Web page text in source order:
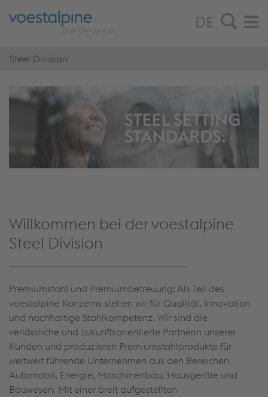
DE
Steel Division
Willkommen bei der voestalpine
Steel Division
Premiumstahl und Premiumbetreuung: Als Teil des
voestalpine Konzerns stehen wir für Qualität, Innovation
und nachhaltige Stahlkompetenz. Wir sind die
verlässliche und zukunftsorientierte Partnerin unserer
Kunden und produzieren Premiumstahlprodukte für
weltweit führende Unternehmen aus den Bereichen
Automobil, Energie, Maschinenbau, Hausgeräte und
Bauwesen. Mit einer breit aufgestellten